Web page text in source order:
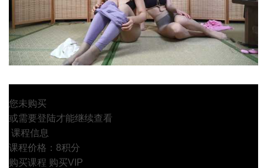
您未购买
或需要登陆才能继续查看
课程信息
课程价格：8积分
购买课程 购买VIP